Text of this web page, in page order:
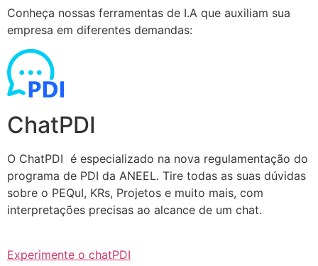
Conheça nossas ferramentas de I.A que auxiliam sua
empresa em diferentes demandas:
ChatPDI
O ChatPDI é especializado na nova regulamentação do
programa de PDI da ANEEL. Tire todas as suas dúvidas
sobre o PEQuI, KRs, Projetos e muito mais, com
interpretações precisas ao alcance de um chat.
Experimente o chatPDI